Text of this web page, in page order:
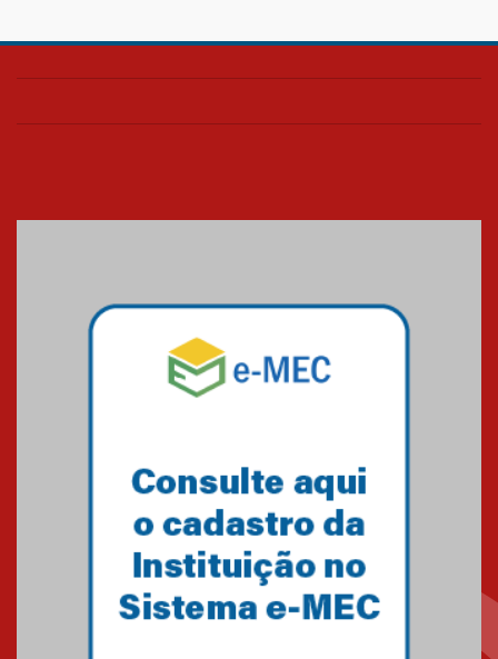
Confira como foi o culto mensal
Mackenzie mobiliza campanha
solidária para apoiar famílias em
Minas Gerais
Primeiro culto do ano ressalta o
27.02.2026